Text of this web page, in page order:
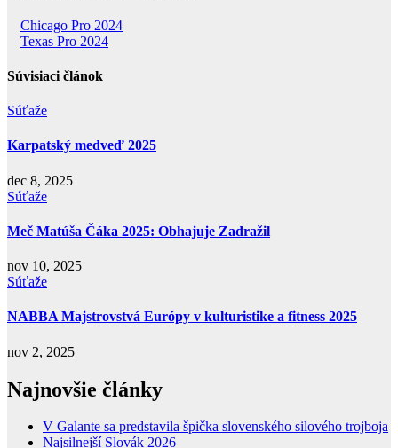
Chicago Pro 2024
Texas Pro 2024
Súvisiaci článok
Súťaže
Karpatský medveď 2025
dec 8, 2025
Súťaže
Meč Matúša Čáka 2025: Obhajuje Zadražil
nov 10, 2025
Súťaže
NABBA Majstrovstvá Európy v kulturistike a fitness 2025
nov 2, 2025
Najnovšie články
V Galante sa predstavila špička slovenského silového trojboja
Najsilnejší Slovák 2026